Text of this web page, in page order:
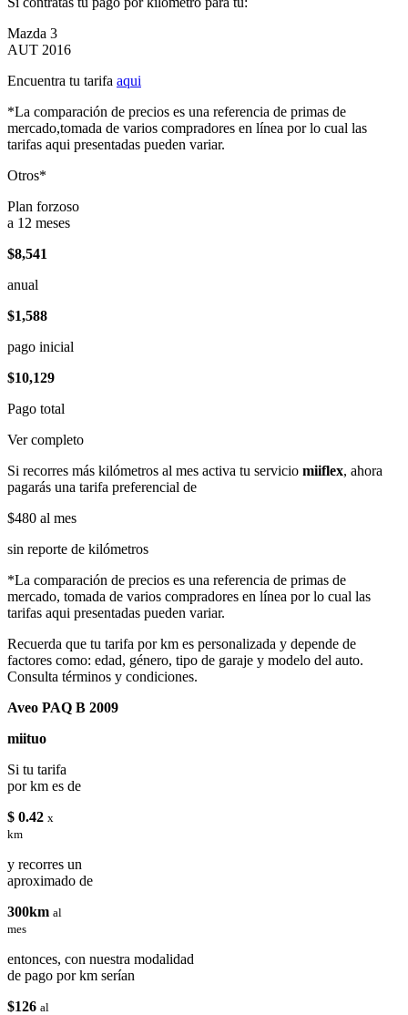
Mazda 3
AUT 2016
Encuentra tu tarifa aqui
*La comparación de precios es una referencia de primas de
mercado,tomada de varios compradores en línea por lo cual las
tarifas aqui presentadas pueden variar.
Otros*
Plan forzoso
a 12 meses
$8,541
anual
$1,588
pago inicial
$10,129
Pago total
Ver completo
Si recorres más kilómetros al mes activa tu servicio miiflex, ahora
pagarás una tarifa preferencial de
$480 al mes
sin reporte de kilómetros
*La comparación de precios es una referencia de primas de
mercado, tomada de varios compradores en línea por lo cual las
tarifas aqui presentadas pueden variar.
Recuerda que tu tarifa por km es personalizada y depende de
factores como: edad, género, tipo de garaje y modelo del auto.
Consulta términos y condiciones.
Aveo PAQ B 2009
miituo
Si tu tarifa
por km es de
$ 0.42 x
km
y recorres un
aproximado de
300km al
mes
entonces, con nuestra modalidad
de pago por km serían
$126 al